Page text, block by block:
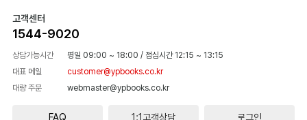
고객센터
1544-9020
상담가능시간 평일 09:00 ~ 18:00 / 점심시간 12:15 ~ 13:15
대표 메일
customer@ypbooks.co.kr
대량 주문
webmaster@ypbooks.co.kr
FAQ 1:1고객상담 로그인